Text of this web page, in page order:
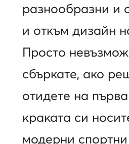
разнообразни и
и откъм дизайн
Просто
сбъркате, ако
отидете на
краката си
модерни